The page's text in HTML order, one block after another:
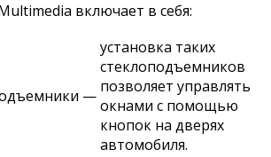
включает в себя:
—
установка таких
стеклоподъемников
позволяет управлять
окнами с помощью
кнопок на дверях
автомобиля.